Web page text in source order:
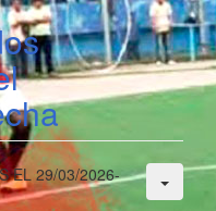
EL 29/03/2026-